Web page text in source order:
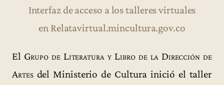
Interfaz de acceso a los talleres virtuales
en Relatavirtual.mincultura.gov.co
El Grupo de Literatura y Libro de la Dirección de
Artesdel Ministerio de Cultura inició el taller